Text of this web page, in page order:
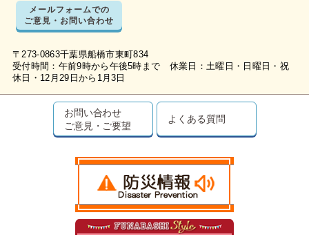
メールフォームでの
ご意見・お問い合わせ
〒273-0863千葉県船橋市東町834
受付時間：午前9時から午後5時まで 休業日：土曜日・日曜日・祝
休日・12月29日から1月3日
お問い合わせ
ご意見・ご要望
よくある質問